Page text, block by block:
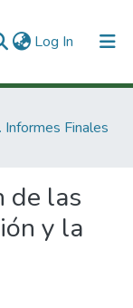
Log In (current)
Informes Finales
de las
y la